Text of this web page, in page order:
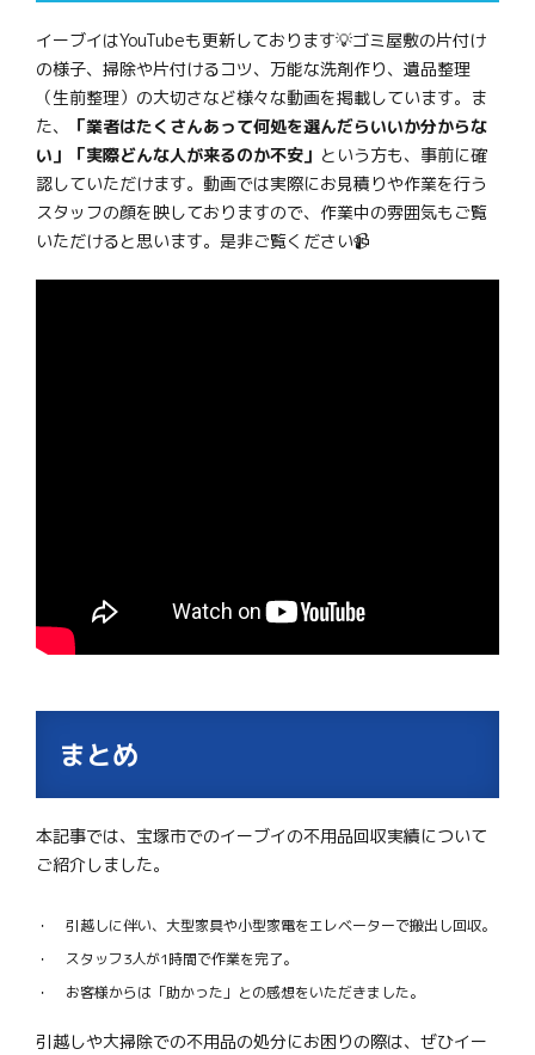
イーブイはYouTubeも更新しております💡ゴミ屋敷の片付け
の様子、掃除や片付けるコツ、万能な洗剤作り、遺品整理
（生前整理）の大切さなど様々な動画を掲載しています。ま
た、
「業者はたくさんあって何処を選んだらいいか分からな
い」「実際どんな人が来るのか不安」 という方も、事前に確
認していただけます。動画では実際にお見積りや作業を行う
スタッフの顔を映しておりますので、作業中の雰囲気もご覧
いただけると思います。是非ご覧ください📹
まとめ
本記事では、宝塚市でのイーブイの不用品回収実績について
ご紹介しました。
引越しに伴い、大型家具や小型家電をエレベーターで搬出し回収。
スタッフ3人が1時間で作業を完了。
お客様からは「助かった」との感想をいただきました。
引越しや大掃除での不用品の処分にお困りの際は、ぜひイー